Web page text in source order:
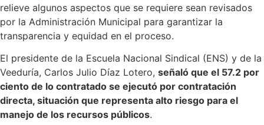
relieve algunos aspectos que se requiere sean revisados
por la Administración Municipal para garantizar la
transparencia y equidad en el proceso.
El presidente de la Escuela Nacional Sindical (ENS) y de la
Veeduría, Carlos Julio Díaz Lotero, señaló que el 57.2 por
ciento de lo contratado se ejecutó por contratación
directa, situación que representa alto riesgo para el
manejo de los recursos públicos.